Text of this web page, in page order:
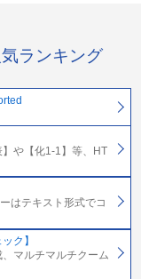
ランキング
や【化1-1】等、HT
はテキスト形式でコ
ク】
マルチマルチクーム